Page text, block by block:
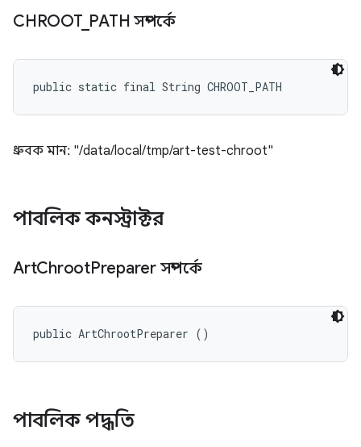
CHROOT_ PATH সম্পর্কে
public static final String CHROOT_PATH
ধ্রুবক মান: "/data/local/tmp/art-test-chroot"
পাবলিক কনস্ট্রাক্টর
ArtChrootPreparer সম্পর্কে
public ArtChrootPreparer ()
পাবলিক পদ্ধতি